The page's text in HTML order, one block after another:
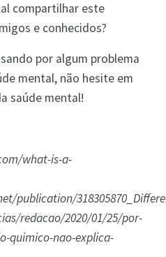
compartilhar este
e conhecidos?
por algum problema
mental, não hesite em
saúde mental!
what-is-a-
publication/
redacao/2020/01/25/por-
quimico-nao-explica-